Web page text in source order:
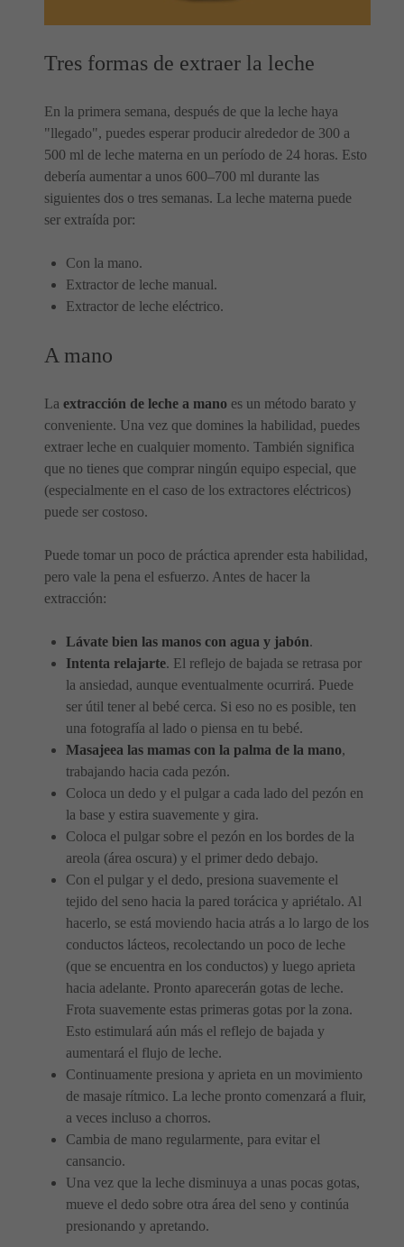
Tres formas de extraer la leche
En la primera semana, después de que la leche haya
"llegado", puedes esperar producir alrededor de 300 a
500 ml de leche materna en un período de 24 horas. Esto
debería aumentar a unos 600–700 ml durante las
siguientes dos o tres semanas. La leche materna puede
ser extraída por:
Con la mano.
Extractor de leche manual.
Extractor de leche eléctrico.
A mano
La extracción de leche a mano es un método barato y
conveniente. Una vez que domines la habilidad, puedes
extraer leche en cualquier momento. También significa
que no tienes que comprar ningún equipo especial, que
(especialmente en el caso de los extractores eléctricos)
puede ser costoso.
Puede tomar un poco de práctica aprender esta habilidad,
pero vale la pena el esfuerzo. Antes de hacer la
extracción:
Lávate bien las manos con agua y jabón.
Intenta relajarte. El reflejo de bajada se retrasa por
la ansiedad, aunque eventualmente ocurrirá. Puede
ser útil tener al bebé cerca. Si eso no es posible, ten
una fotografía al lado o piensa en tu bebé.
Masajeea las mamas con la palma de la mano,
trabajando hacia cada pezón.
Coloca un dedo y el pulgar a cada lado del pezón en
la base y estira suavemente y gira.
Coloca el pulgar sobre el pezón en los bordes de la
areola (área oscura) y el primer dedo debajo.
Con el pulgar y el dedo, presiona suavemente el
tejido del seno hacia la pared torácica y apriétalo. Al
hacerlo, se está moviendo hacia atrás a lo largo de los
conductos lácteos, recolectando un poco de leche
(que se encuentra en los conductos) y luego aprieta
hacia adelante. Pronto aparecerán gotas de leche.
Frota suavemente estas primeras gotas por la zona.
Esto estimulará aún más el reflejo de bajada y
aumentará el flujo de leche.
Continuamente presiona y aprieta en un movimiento
de masaje rítmico. La leche pronto comenzará a fluir,
a veces incluso a chorros.
Cambia de mano regularmente, para evitar el
cansancio.
Una vez que la leche disminuya a unas pocas gotas,
mueve el dedo sobre otra área del seno y continúa
presionando y apretando.